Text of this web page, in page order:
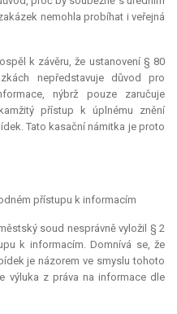
nemohla probíhat i veřejná
k závěru, že ustanovení § 80
nepředstavuje důvod pro
nýbrž pouze zaručuje
přístup k úplnému znění
Tato kasační námitka je proto
přístupu k informacím
soud nesprávně vyložil § 2
k informacím. Domnívá se, že
je názorem ve smyslu tohoto
výluka z práva na informace dle